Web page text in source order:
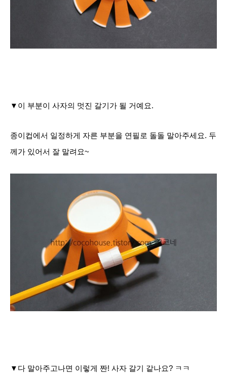
▼이 부분이 사자의 멋진 갈기가 될 거예요.
종이컵에서 일정하게 자른 부분을 연필로 돌돌 말아주세요. 두
께가 있어서 잘 말려요~
▼다 말아주고나면 이렇게 짠! 사자 갈기 같나요? ㅋㅋ